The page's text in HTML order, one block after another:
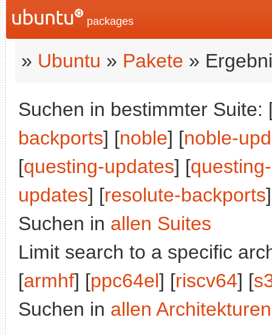
packages
» Ubuntu » Pakete »
Suchen in bestimmter Suite:
backports] [noble] [noble-
[questing-updates] [
updates] [resolute-backports
Suchen in allen Suites
Limit search to a specific
[armhf] [ppc64el] [riscv64] [
Suchen in allen Architekturen